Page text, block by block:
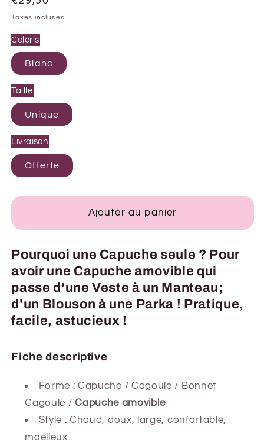
habituel
Taxes incluses
Coloris
Blanc
Taille
Unique
Livraison
Offerte
Ajouter au panier
Pourquoi une Capuche seule ? Pour
avoir une Capuche amovible qui
passe d'une Veste à un Manteau;
d'un Blouson à une Parka ! Pratique,
facile, astucieux !
Fiche descriptive
Forme :Capuche / Cagoule / Bonnet
Cagoule /Capuche amovible
Style : Chaud, doux, large, confortable,
moelleux